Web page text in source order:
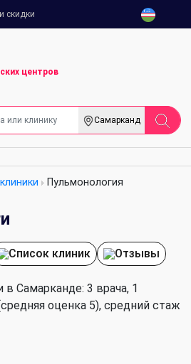
скидки
центров
Самарканд
Пульмонология
Список клиник Отзывы
Самарканде: 3 врача, 1
оценка 5), cредний стаж